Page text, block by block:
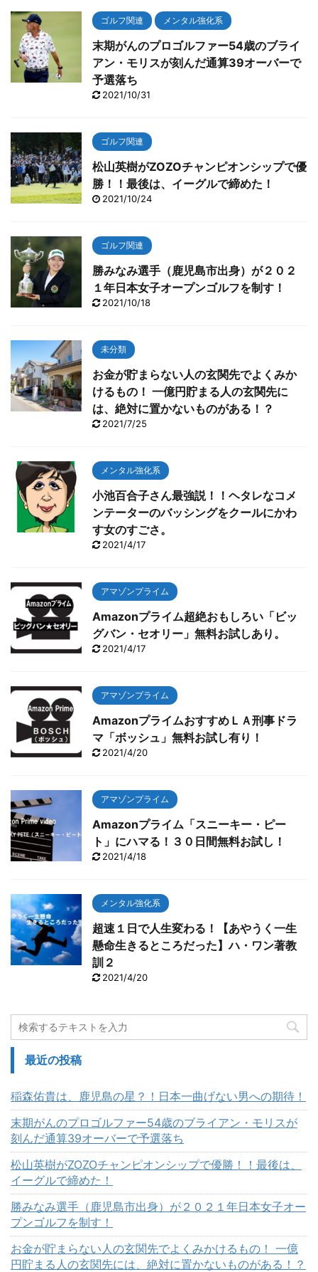
ゴルフ関連 メンタル強化系
末期がんのプロゴルファー54歳のブライ
アン・モリスが刻んだ通算39オーバーで
予選落ち
2021/10/31
ゴルフ関連
松山英樹がZOZOチャンピオンシップで優
勝！！最後は、イーグルで締めた！
2021/10/24
ゴルフ関連
勝みなみ選手（鹿児島市出身）が２０２
１年日本女子オープンゴルフを制す！
2021/10/18
未分類
お金が貯まらない人の玄関先でよくみか
けるもの！ 一億円貯まる人の玄関先に
は、絶対に置かないものがある！？
2021/7/25
メンタル強化系
小池百合子さん最強説！！ヘタレなコメ
ンテーターのバッシングをクールにかわ
す女のすごさ。
2021/4/17
アマゾンプライム
Amazonプライム超絶おもしろい「ビッ
グバン・セオリー」無料お試しあり。
2021/4/17
アマゾンプライム
AmazonプライムおすすめＬＡ刑事ドラ
マ「ボッシュ」無料お試し有り！
2021/4/20
アマゾンプライム
Amazonプライム「スニーキー・ピー
ト」にハマる！３０日間無料お試し！
2021/4/18
メンタル強化系
超速１日で人生変わる！【あやうく一生
懸命生きるところだった】ハ・ワン著教
訓２
2021/4/20
最近の投稿
稲森佑貴は、鹿児島の星？！日本一曲げない男への期待！
末期がんのプロゴルファー54歳のブライアン・モリスが
刻んだ通算39オーバーで予選落ち
松山英樹がZOZOチャンピオンシップで優勝！！最後は、
イーグルで締めた！
勝みなみ選手（鹿児島市出身）が２０２１年日本女子オー
プンゴルフを制す！
お金が貯まらない人の玄関先でよくみかけるもの！ 一億
円貯まる人の玄関先には、絶対に置かないものがある！？